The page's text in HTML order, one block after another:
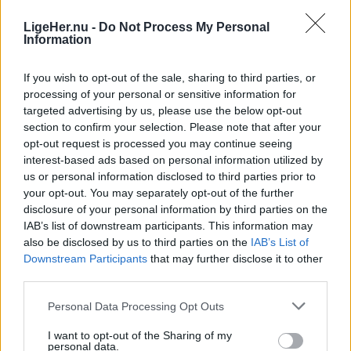
LigeHer.nu - Do Not Process My Personal
Information
If you wish to opt-out of the sale, sharing to third parties, or
processing of your personal or sensitive information for
targeted advertising by us, please use the below opt-out
section to confirm your selection. Please note that after your
opt-out request is processed you may continue seeing
interest-based ads based on personal information utilized by
us or personal information disclosed to third parties prior to
your opt-out. You may separately opt-out of the further
disclosure of your personal information by third parties on the
IAB’s list of downstream participants. This information may
also be disclosed by us to third parties on the IAB’s List of
Downstream Participants that may further disclose it to other
Personal Data Processing Opt Outs
I want to opt-out of the Sharing of my
personal data.
- Jeg har ikke så meget tilbage, for det meste er
have frem.
Der er endnu lidt gulerødder tilbage og en hel del
squash.
- Dem kommer der mange af. De vokser godt. Min
have ligger, hvor der har ligget en mødding, så
det hele er vokset fint. Mine gulerødder er meget
større end min fars, siger han stolt.
Nem at få øje på
Vejboden er placeret lige op ad landevejen og er
nem at få øje på.
06. august 2026 kl. 14.39
DRONNINGLUND/ILULISSAT: Den nu
pensionerede politibetjent, Ulrik Elmkvist Eriksen
fra Dronninglund, har gennem adskillige
rejsebreve her i avisen beskrevet sin fascination
af Grønland og sine oplevelser som udsendt
politimand 13 gange til Grønland.
Da han blev pensioneret, troede han, at nu var det
kapitel afsluttet. Men nej, for i 2024 så han et
stillingsopslag, hvor et rejseselskab søgte
medarbejdere til den kommende sommer i
Ilulissat.